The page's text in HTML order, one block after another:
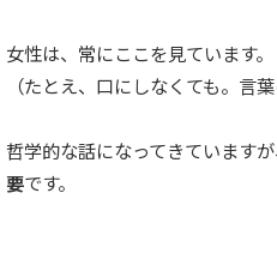
女性は、常にここを見ています。
（たとえ、口にしなくても。言
哲学的な話になってきています
要です。